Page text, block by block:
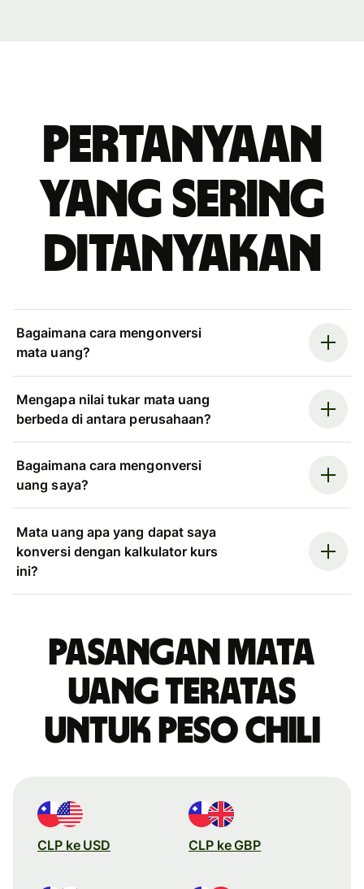
Pertanyaan
yang sering
ditanyakan
Bagaimana cara mengonversi
mata uang?
Mengapa nilai tukar mata uang
berbeda di antara perusahaan?
Bagaimana cara mengonversi
uang saya?
Mata uang apa yang dapat saya
konversi dengan kalkulator kurs
ini?
Pasangan mata
uang teratas
untuk peso Chili
CLP ke USD CLP ke GBP